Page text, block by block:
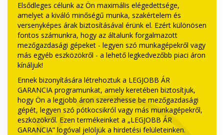
Elsődleges célunk az Ön maximális elégedettsége,
amelyet a kiváló minőségű munka, szakértelem és
versenyképes árak biztosításával érünk el. Ezért különösen
fontos számunkra, hogy az általunk forgalmazott
mezőgazdasági gépeket - legyen szó munkagépekről vagy
más egyéb eszközökről - a lehető legkedvezőbb piaci áron
kínáljuk!
Ennek bizonyítására létrehoztuk a LEGJOBB ÁR
GARANCIA programunkat, amely keretében biztosítjuk,
hogy Ön a legjobb áron szerezhesse be mezőgazdasági
gépét, legyen szó pótkocsikról vagy más munkagépekről,
eszközökről. Ezen termékeinket a „LEGJOBB ÁR
GARANCIA” logóval jelöljük a hirdetési felületeinken.